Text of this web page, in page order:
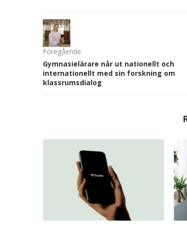
Föregående
Gymnasielärare når ut nationellt och
internationellt med sin forskning om
klassrumsdialog